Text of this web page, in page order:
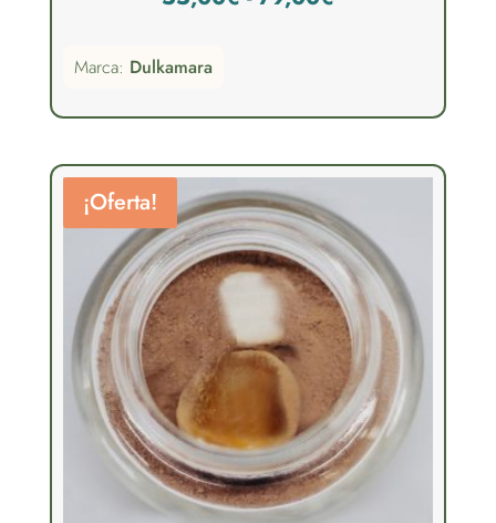
desde
hasta
79,00€
Marca: Dulkamara
¡Oferta!